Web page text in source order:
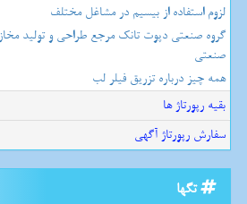
لزوم استفاده از بیسیم در مشاغل مختلف
گروه صنعتی دپوت تانک مرجع طراحی و تولید
صنعتی
همه چیز درباره تزریق فیلر لب
بقیه رپورتاژ ها
سفارش رپورتاژ آگهی
تگها